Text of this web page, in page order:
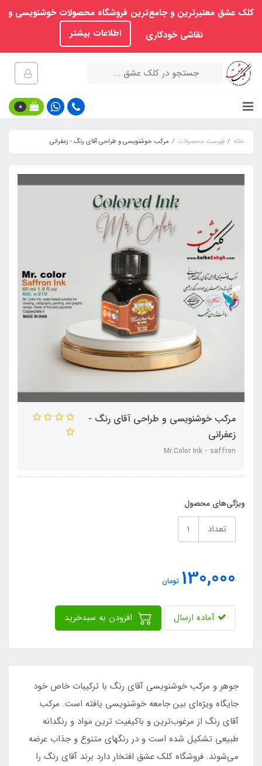
کلک عشق معتبرترین و جامع‌ترین فروشگاه محصولات خوشنویسی و
نقاشی خودکاری
اطلاعات بیشتر
0
خانه فهرست محصولات مرکب خوشنویسی و طراحی آقای رنگ - زعفرانی
مرکب خوشنویسی و طراحی آقای رنگ -
زعفرانی
Mr.Color Ink - saffron
ویژگی‌های محصول
تعداد
130,000 تومان
آماده ارسال
جوهر و مرکب خوشنویسی آقای رنگ با ترکیبات خاص خود
جایگاه ویژه‌ای بین جامعه خوشنویسی یافته است. مرکب
آقای رنگ از مرغوب‌ترین و باکیفیت ترین مواد و رنگدانه
طبیعی تشکیل شده است و در رنگهای متنوع و جذاب عرضه
می‌شوند. فروشگاه کلک عشق افتخار دارد برند آقای رنگ را